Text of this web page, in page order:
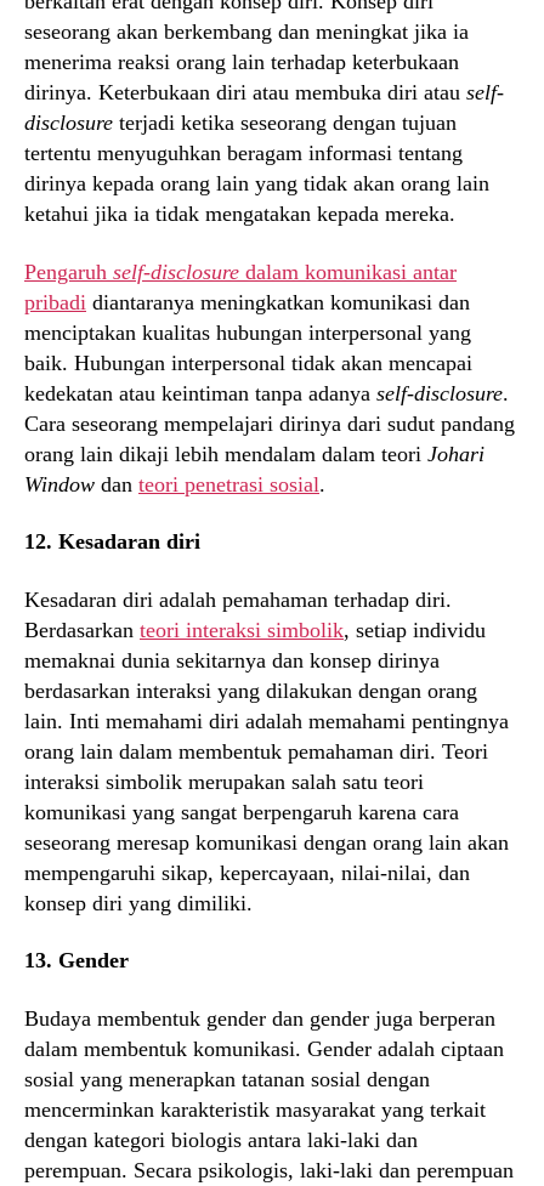
seseorang akan berkembang dan meningkat jika ia
menerima reaksi orang lain terhadap keterbukaan
dirinya. Keterbukaan diri atau membuka diri atau self-
disclosure terjadi ketika seseorang dengan tujuan
tertentu menyuguhkan beragam informasi tentang
dirinya kepada orang lain yang tidak akan orang lain
ketahui jika ia tidak mengatakan kepada mereka.
Pengaruh self-disclosure dalam komunikasi antar
pribadi diantaranya meningkatkan komunikasi dan
menciptakan kualitas hubungan interpersonal yang
baik. Hubungan interpersonal tidak akan mencapai
kedekatan atau keintiman tanpa adanya self-disclosure.
Cara seseorang mempelajari dirinya dari sudut pandang
orang lain dikaji lebih mendalam dalam teori Johari
Window dan teori penetrasi sosial.
12. Kesadaran diri
Kesadaran diri adalah pemahaman terhadap diri.
Berdasarkan teori interaksi simbolik, setiap individu
memaknai dunia sekitarnya dan konsep dirinya
berdasarkan interaksi yang dilakukan dengan orang
lain. Inti memahami diri adalah memahami pentingnya
orang lain dalam membentuk pemahaman diri. Teori
interaksi simbolik merupakan salah satu teori
komunikasi yang sangat berpengaruh karena cara
seseorang meresap komunikasi dengan orang lain akan
mempengaruhi sikap, kepercayaan, nilai-nilai, dan
konsep diri yang dimiliki.
13. Gender
Budaya membentuk gender dan gender juga berperan
dalam membentuk komunikasi. Gender adalah ciptaan
sosial yang menerapkan tatanan sosial dengan
mencerminkan karakteristik masyarakat yang terkait
dengan kategori biologis antara laki-laki dan
perempuan. Secara psikologis, laki-laki dan perempuan